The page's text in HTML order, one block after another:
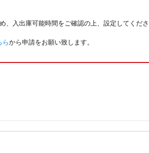
、入出庫可能時間をご確認の上、設定してくだ
らから申請をお願い致します。